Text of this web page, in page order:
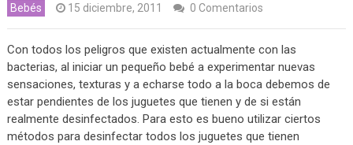
Bebés 15 diciembre, 2011 0 Comentarios
Con todos los peligros que existen actualmente con las
bacterias, al iniciar un pequeño bebé a experimentar nuevas
sensaciones, texturas y a echarse todo a la boca debemos de
estar pendientes de los juguetes que tienen y de si están
realmente desinfectados. Para esto es bueno utilizar ciertos
métodos para desinfectar todos los juguetes que tienen